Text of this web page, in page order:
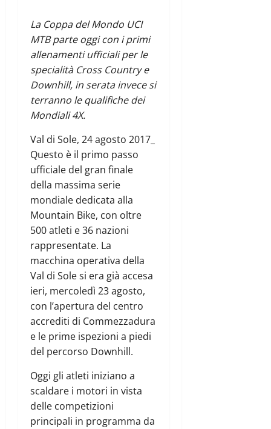
La Coppa del Mondo UCI
MTB parte oggi con i primi
allenamenti ufficiali per le
specialità Cross Country e
Downhill, in serata invece si
terranno le qualifiche dei
Mondiali 4X.
Val di Sole, 24 agosto 2017_
Questo è il primo passo
ufficiale del gran finale
della massima serie
mondiale dedicata alla
Mountain Bike, con oltre
500 atleti e 36 nazioni
rappresentate. La
macchina operativa della
Val di Sole si era già accesa
ieri, mercoledì 23 agosto,
con l’apertura del centro
accrediti di Commezzadura
e le prime ispezioni a piedi
del percorso Downhill.
Oggi gli atleti iniziano a
scaldare i motori in vista
delle competizioni
principali in programma da